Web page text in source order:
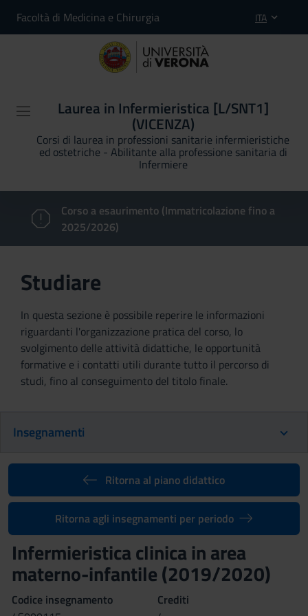
Facoltà di Medicina e Chirurgia ITA
Laurea in Infermieristica [L/SNT1]
(VICENZA)
Corsi di laurea in professioni sanitarie infermieristiche
ed ostetriche - Abilitante alla professione sanitaria di
Infermiere
Corso a esaurimento (Immatricolazione fino a
2025/2026)
Studiare
In questa sezione è possibile reperire le informazioni
riguardanti l'organizzazione pratica del corso, lo
svolgimento delle attività didattiche, le opportunità
formative e i contatti utili durante tutto il percorso di
studi, fino al conseguimento del titolo finale.
Insegnamenti
Ritorna al piano didattico
Ritorna agli insegnamenti per periodo
Infermieristica clinica in area
materno-infantile (2019/2020)
Codice insegnamento
Crediti